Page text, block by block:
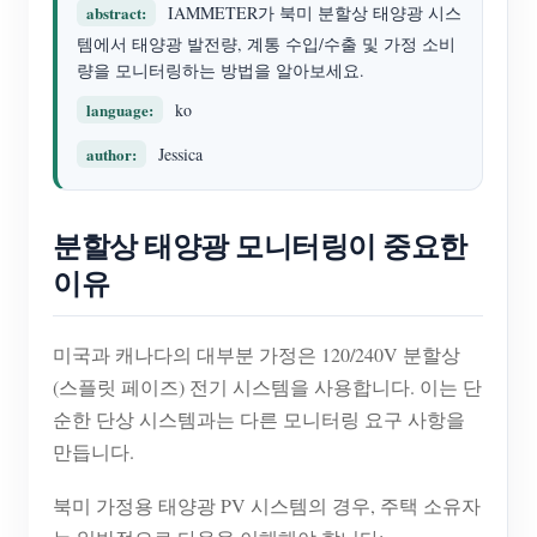
셀프 호스팅 서비스
EV 충전기
IAMMETER 시뮬레이터
가상 계량기
애플리케이션
전기 사용량 모니터
PV 히터 제어 시스템
홈 자동화
리소스
제품 빠른 시작
문서
커뮤니티
기여자 프로그램
기여자 센터
솔루션
문의
abstract:
IAMMETER가 북미 분할상 태양광 시스
템에서 태양광 발전량, 계통 수입/수출 및 가정 소비
량을 모니터링하는 방법을 알아보세요.
language:
ko
author:
Jessica
분할상 태양광 모니터링이 중요한
이유
미국과 캐나다의 대부분 가정은 120/240V 분할상
(스플릿 페이즈) 전기 시스템을 사용합니다. 이는 단
순한 단상 시스템과는 다른 모니터링 요구 사항을
만듭니다.
북미 가정용 태양광 PV 시스템의 경우, 주택 소유자